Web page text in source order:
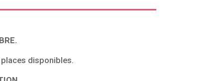
disponibles.